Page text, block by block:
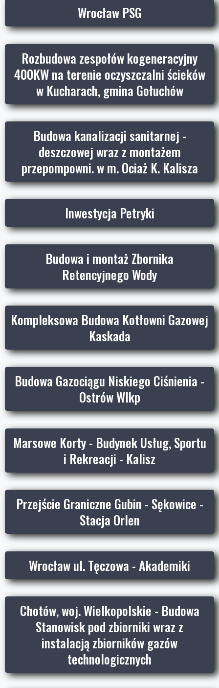
Wrocław PSG
Rozbudowa zespołów kogeneracyjny
400KW na terenie oczyszczalni ścieków
w Kucharach, gmina Gołuchów
Budowa kanalizacji sanitarnej -
deszczowej wraz z montażem
przepompowni. w m. Ociaż K. Kalisza
Inwestycja Petryki
Budowa i montaż Zbornika
Retencyjnego Wody
Kompleksowa Budowa Kotłowni Gazowej
Kaskada
Budowa Gazociągu Niskiego Ciśnienia -
Ostrów Wlkp
Marsowe Korty - Budynek Usług, Sportu
i Rekreacji - Kalisz
Przejście Graniczne Gubin - Sękowice -
Stacja Orlen
Wrocław ul. Tęczowa - Akademiki
Chotów, woj. Wielkopolskie - Budowa
Stanowisk pod zbiorniki wraz z
instalacją zbiorników gazów
technologicznych